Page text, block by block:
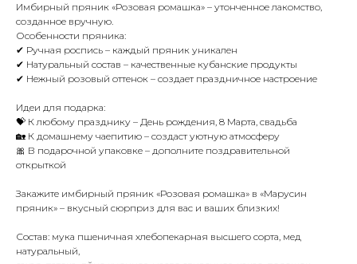
Имбирный пряник «Розовая ромашка» – утонченное лакомство,
созданное вручную.
Особенности пряника:
✔ Ручная роспись – каждый пряник уникален
✔ Натуральный состав – качественные кубанские продукты
✔ Нежный розовый оттенок – создает праздничное настроение
Идеи для подарка:
💝 К любому празднику – День рождения, 8 Марта, свадьба
🏡 К домашнему чаепитию – создаст уютную атмосферу
🎀 В подарочной упаковке – дополните поздравительной
открыткой
Закажите имбирный пряник «Розовая ромашка» в «Марусин
пряник» – вкусный сюрприз для вас и ваших близких!
Состав: мука пшеничная хлебопекарная высшего сорта, мед
натуральный,